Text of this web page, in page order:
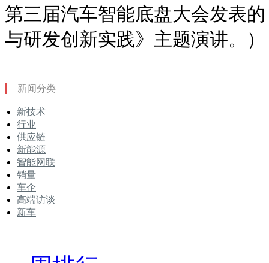
第三届汽车智能底盘大会发表
与研发创新实践》主题演讲。）
新闻分类
新技术
行业
供应链
新能源
智能网联
销量
车企
高端访谈
新车